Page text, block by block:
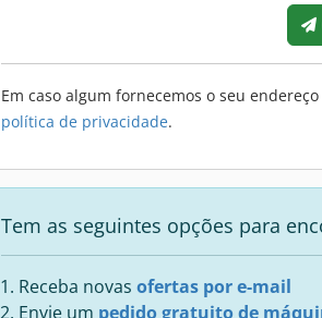
Em caso algum fornecemos o seu
política de privacidade.
Tem as seguintes opções para
Receba novas ofertas por e-mail
Envie um pedido gratuito de